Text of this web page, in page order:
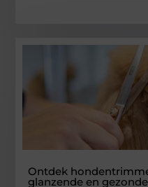
Ontdek
glanzende en